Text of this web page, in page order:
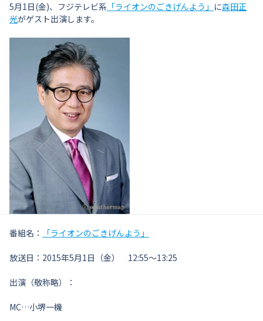
5月1日(金)、フジテレビ系 「ライオンのごきげんよう」 に森田正
光がゲスト出演します。
番組名： 「ライオンのごきげんよう」
放送日：2015年5月1日（金） 12:55～13:25
出演（敬称略）：
MC…小堺一機